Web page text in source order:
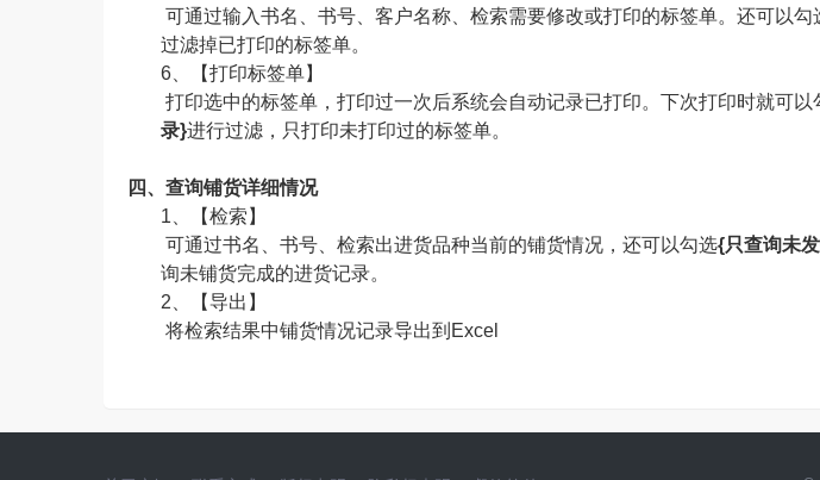
可通过输入书名、书号、客户名称、检索需要修改或打印的标签单。还可以勾
过滤掉已打印的标签单。
6、【打印标签单】
打印选中的标签单，打印过一次后系统会自动记录已打印。下次打印时就可以
录}进行过滤，只打印未打印过的标签单。
四、查询铺货详细情况
1、【检索】
可通过书名、书号、检索出进货品种当前的铺货情况，还可以勾选{只查询未
询未铺货完成的进货记录。
2、【导出】
将检索结果中铺货情况记录导出到Excel